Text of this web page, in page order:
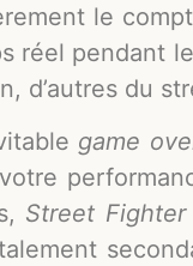
le
réel pendant
d’autres du
game
Street